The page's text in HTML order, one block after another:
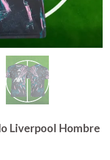
Liverpool Hombre